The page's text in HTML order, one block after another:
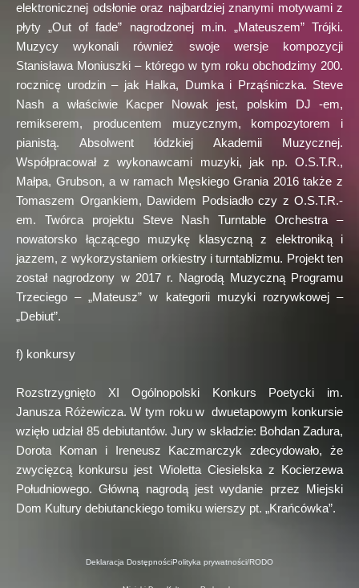
elektronicznej odsłonie oraz najbardziej znanymi motywami z
płyty „Out of fade” nagrodzonej m.in. „Mateuszem” Trójki.
Muzycy wykonali również swoje wersje kompozycji
Stanisława Moniuszki – którego w tym roku obchodzimy 200.
rocznicę urodzin – jak Halka, Dumka i Prząśniczka. Steve
Nash a właściwie Kacper Nowak jest, polskim DJ -em,
remikserem, producentem muzycznym, kompozytorem i
pianistą. Absolwent łódzkiej Akademii Muzycznej.
Współpracował z wykonawcami muzyki, jak np. O.S.T.R.,
Małpa, Grubson, a w ramach Męskiego Grania 2016 także z
Tomaszem Organkiem, Dawidem Podsiadło czy z O.S.T.R.-
em. Twórca projektu Steve Nash Turntable Orchestra –
nowatorsko łączącego muzykę klasyczną z elektroniką i
jazzem, z wykorzystaniem orkiestry i turntablizmu. Projekt ten
został nagrodzony w 2017 r. Nagrodą Muzyczną Programu
Trzeciego – „Mateusz” w kategorii muzyki rozrywkowej –
„Debiut”.
f) konkursy
Rozstrzygnięto XI Ogólnopolski Konkurs Poetycki im.
Janusza Różewicza. W tym roku w dwuetapowym konkursie
wzięło udział 85 debiutantów. Jury w składzie: Bohdan Zadura,
Dorota Koman i Ireneusz Kaczmarczyk zdecydowało, że
zwycięzcą konkursu jest Wioletta Ciesielska z Kocierzewa
Południowego. Główną nagrodą jest wydanie przez Miejski
Dom Kultury debiutanckiego tomiku wierszy pt. „Krańcówka”.
Deklaracja DostępnościPolityka prywatności/RODO